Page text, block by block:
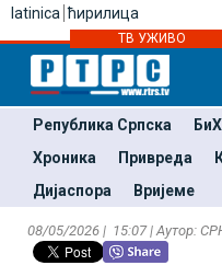
latinica ћирилица
ТВ УЖИВО
Република Српска БиХ
Хроника
Привреда
Дијаспора
Вријеме
08/05/2026 | 15:07 | Аутор: